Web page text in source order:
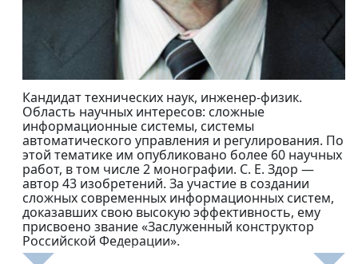
Кандидат технических наук, инженер-физик.
Область научных интересов: сложные
информационные системы, системы
автоматического управления и регулирования. По
этой тематике им опубликовано более 60 научных
работ, в том числе 2 монографии. С. Е. Здор —
автор 43 изобретений. За участие в создании
сложных современных информационных систем,
доказавших свою высокую эффективность, ему
присвоено звание «Заслуженный конструктор
Российской Федерации».